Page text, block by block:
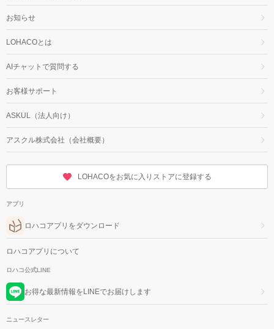
お知らせ
LOHACOとは
AIチャットで質問する
お客様サポート
ASKUL（法人向け）
アスクル株式会社（会社概要）
LOHACOをお気に入りストアに登録する
アプリ
ロハコアプリをダウンロード
ロハコアプリについて
ロハコ公式LINE
お得な最新情報をLINEでお届けします
ニュースレター